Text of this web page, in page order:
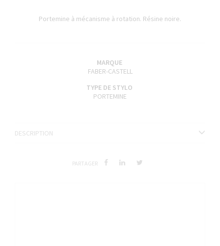
Portemine à mécanisme à rotation. Résine noire.
MARQUE
FABER-CASTELL
TYPE DE STYLO
PORTEMINE
DESCRIPTION
PARTAGER